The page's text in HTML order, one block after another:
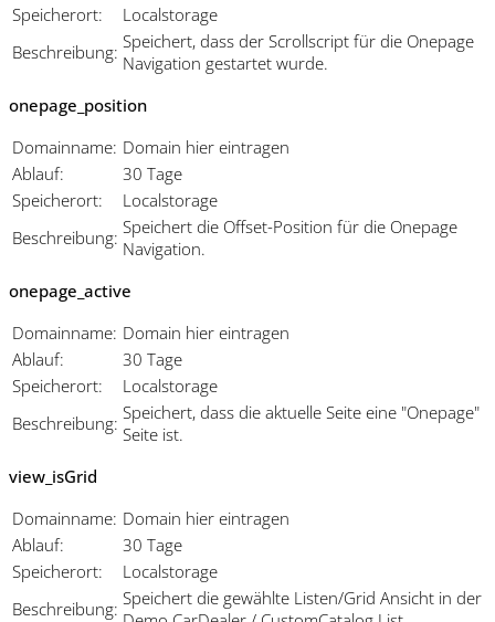
Speicherort:
Localstorage
Beschreibung: Speichert, dass der Scrollscript für die Onepage
Navigation gestartet wurde.
onepage_position
Domainname: Domain hier eintragen
Ablauf:
30 Tage
Speicherort:
Localstorage
Beschreibung: Speichert die Offset-Position für die Onepage
Navigation.
onepage_active
Domainname: Domain hier eintragen
Ablauf:
30 Tage
Speicherort:
Localstorage
Beschreibung: Speichert, dass die aktuelle Seite eine "Onepage"
Seite ist.
view_isGrid
Domainname: Domain hier eintragen
Ablauf:
30 Tage
Speicherort:
Localstorage
Beschreibung: Speichert die gewählte Listen/Grid Ansicht in der